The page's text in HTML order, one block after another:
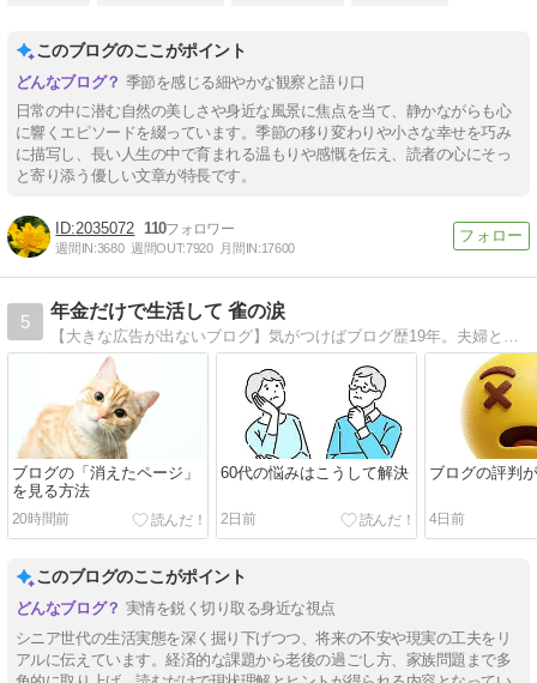
このブログのここがポイント
季節を感じる細やかな観察と語り口
日常の中に潜む自然の美しさや身近な風景に焦点を当て、静かながらも心
に響くエピソードを綴っています。季節の移り変わりや小さな幸せを巧み
に描写し、長い人生の中で育まれる温もりや感慨を伝え、読者の心にそっ
と寄り添う優しい文章が特長です。
2035072 110
週間IN:3680 週間OUT:7920 月間IN:17600
5
年金だけで生活して 雀の涙
ブログの「消えたページ」
を見る方法
20時間前
60代の悩みはこうして解決
2日前
ブログの評判
4日前
このブログのここがポイント
実情を鋭く切り取る身近な視点
シニア世代の生活実態を深く掘り下げつつ、将来の不安や現実の工夫をリ
アルに伝えています。経済的な課題から老後の過ごし方、家族問題まで多